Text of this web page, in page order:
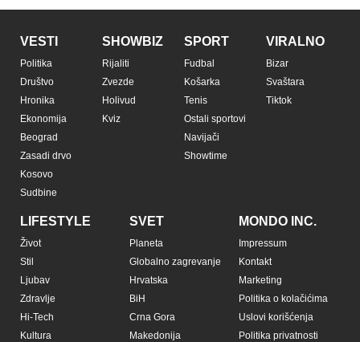
VESTI
Politika
Društvo
Hronika
Ekonomija
Beograd
Zasadi drvo
Kosovo
Sudbine
SHOWBIZ
Rijaliti
Zvezde
Holivud
Kviz
SPORT
Fudbal
Košarka
Tenis
Ostali sportovi
Navijači
Showtime
VIRALNO
Bizar
Svaštara
Tiktok
LIFESTYLE
Život
Stil
Ljubav
Zdravlje
Hi-Tech
Kultura
SVET
Planeta
Globalno zagrevanje
Hrvatska
BiH
Crna Gora
Makedonija
MONDO INC.
Impressum
Kontakt
Marketing
Politika o kolačićima
Uslovi korišćenja
Politika privatnosti